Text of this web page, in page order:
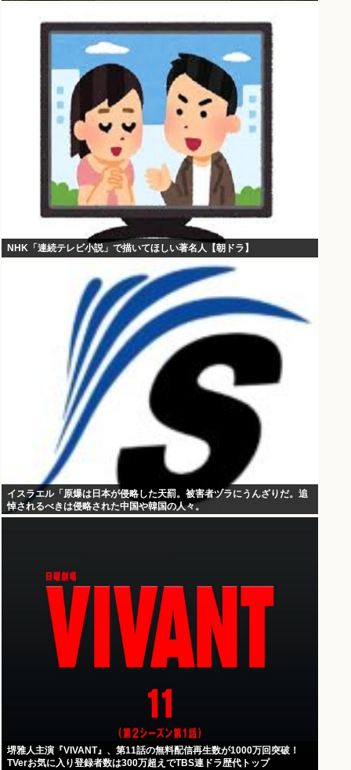
NHK「連続テレビ小説」で描いてほしい著名人【朝ドラ】
イスラエル「原爆は日本が侵略した天罰。被害者ヅラにうんざりだ。追
悼されるべきは侵略された中国や韓国の人々。
堺雅人主演『VIVANT』、第11話の無料配信再生数が1000万回突破！
TVerお気に入り登録者数は300万超えでTBS連ドラ歴代トップ